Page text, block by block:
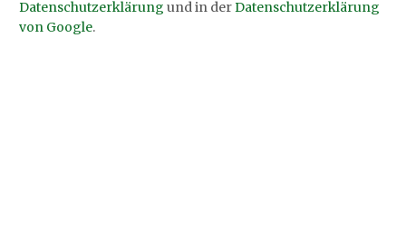
Datenschutzerklärung und in derDatenschutzerklärung
von Google.